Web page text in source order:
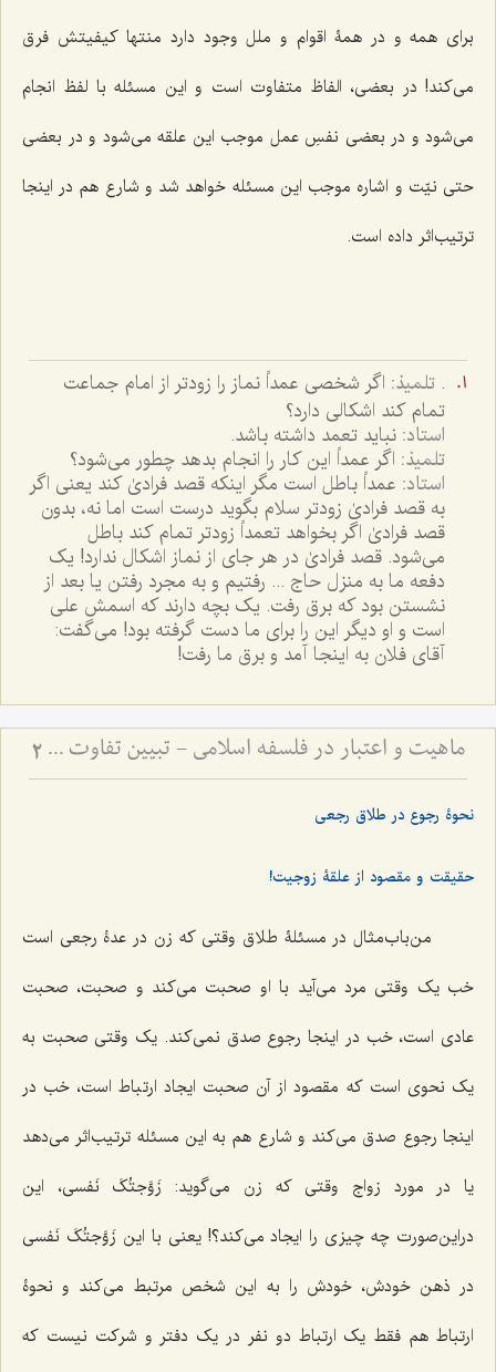
برای همه و در همۀ اقوام و ملل وجود دارد منتها کیفیتش فرق
می‌کند! در بعضی، الفاظ متفاوت است و این مسئله با لفظ انجام
می‌شود و در بعضی نفسِ عمل موجب این علقه می‌شود و در بعضی
حتی نیّت و اشاره موجب این مسئله خواهد شد و شارع هم در اینجا
ترتیب‌اثر داده است.
. تلمیذ: اگر شخصی عمداً نماز را زودتر از امام جماعت
تمام کند اشکالی دارد؟
استاد: نباید تعمد داشته باشد.
تلمیذ: اگر عمداً این کار را انجام بدهد چطور می‌شود؟
استاد: عمداً باطل است مگر اینکه قصد فرادیٰ کند یعنی اگر
به قصد فرادیٰ زودتر سلام بگوید درست است اما نه، بدون
قصد فرادیٰ اگر بخواهد تعمداً زودتر تمام کند باطل
می‌شود. قصد فرادیٰ در هر جای از نماز اشکال ندارد! یک
دفعه ما به منزل حاج ... رفتیم و به مجرد رفتن یا بعد از
نشستن بود که برق رفت. یک بچه دارند که اسمش علی
است و او دیگر این را برای ما دست گرفته بود! می‌گفت:
آقای فلان به اینجا آمد و برق ما رفت!
ماهیت و اعتبار در فلسفه اسلامی - تبیین تفاوت میان امور اعتباری و حقایق وجودی 2
نحوۀ رجوع در طلاق رجعی
حقیقت و مقصود از علقۀ زوجیت!
من‌باب‌مثال در مسئلۀ طلاق وقتی که زن در عدۀ رجعی است
خب یک وقتی مرد می‌آید با او صحبت می‌کند و صحبت، صحبت
عادی است، خب در اینجا رجوع صدق نمی‌کند. یک وقتی صحبت به
یک نحوی است که مقصود از آن صحبت ایجاد ارتباط است، خب در
اینجا رجوع صدق می‌کند و شارع هم به این مسئله ترتیب‌اثر می‌دهد
یا در مورد زواج وقتی که زن می‌گوید: زَوَّجتُکَ نَفسی، این
دراین‌صورت چه چیزی را ایجاد می‌کند؟! یعنی با اینزَوَّجتُکَ نَفسی
در ذهن خودش، خودش را به این شخص مرتبط می‌کند و نحوۀ
ارتباط هم فقط یک ارتباط دو نفر در یک دفتر و شرکت نیست که